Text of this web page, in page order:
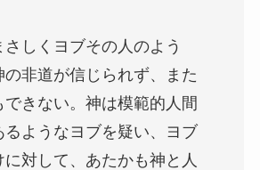
しくヨブその人のよう
の非道が信じられず、また
できない。神は模範的人間
るようなヨブを疑い、ヨブ
対して、あたかも神と人